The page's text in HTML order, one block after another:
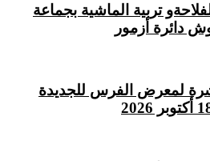
تربية الماشية بجماعة
دائرة أزمور
لمعرض الفرس للجديدة